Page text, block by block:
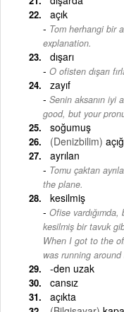
açık
Tom herhangi bir
explanation.
dışarı
O ofisten dışarı
zayıf
Senin aksanın iyi
good, but your
soğumuş
(Denizbilim)
ayrılan
Tomu çaktan
the plane.
kesilmiş
Ofise
kesilmiş bir tavuk
When I got to the
was running
-den uzak
cansız
açıkta